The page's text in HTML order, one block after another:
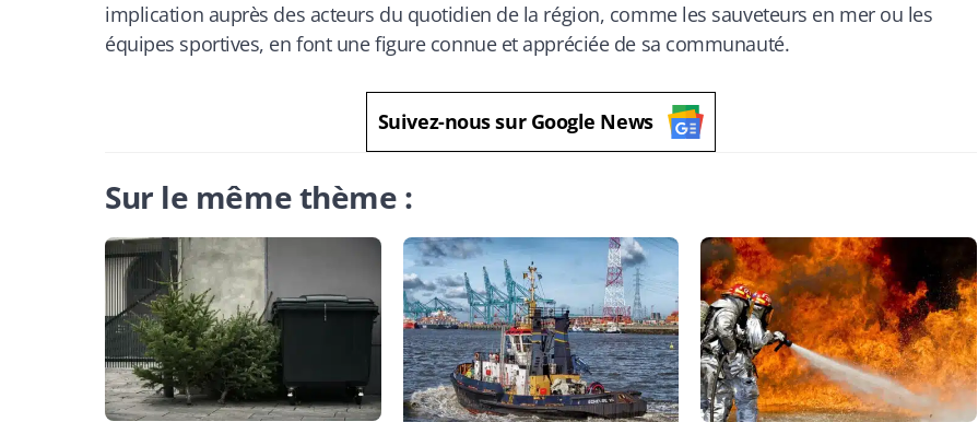
implication auprès des acteurs du quotidien de la région, comme les sauveteurs en mer ou les
équipes sportives, en font une figure connue et appréciée de sa communauté.
Suivez-nous sur Google News
Sur le même thème :